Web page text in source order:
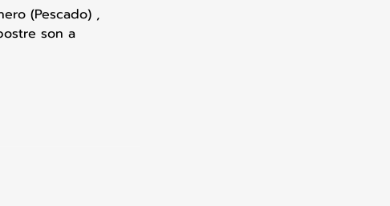
(Pescado) ,
son a